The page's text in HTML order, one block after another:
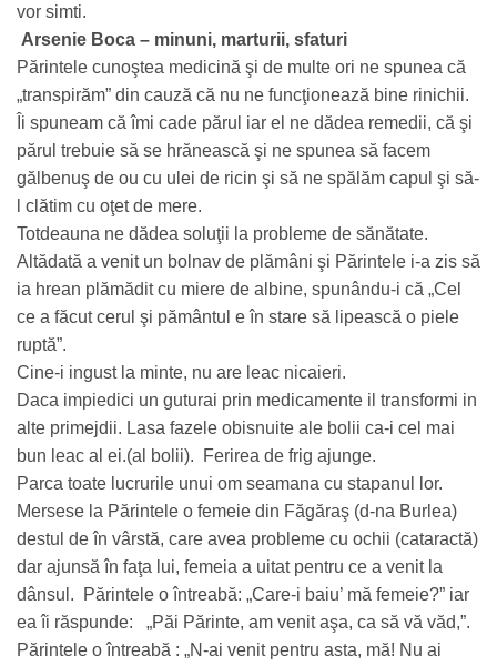
vor simti.
Arsenie Boca – minuni, marturii, sfaturi
Părintele cunoştea medicină şi de multe ori ne spunea că
„transpirăm” din cauză că nu ne funcţionează bine rinichii.
Îi spuneam că îmi cade părul iar el ne dădea remedii, că şi
părul trebuie să se hrănească şi ne spunea să facem
gălbenuş de ou cu ulei de ricin şi să ne spălăm capul şi să-
l clătim cu oţet de mere.
Totdeauna ne dădea soluţii la probleme de sănătate.
Altădată a venit un bolnav de plămâni şi Părintele i-a zis să
ia hrean plămădit cu miere de albine, spunându-i că „Cel
ce a făcut cerul şi pământul e în stare să lipească o piele
ruptă”.
Cine-i ingust la minte, nu are leac nicaieri.
Daca impiedici un guturai prin medicamente il transformi in
alte primejdii. Lasa fazele obisnuite ale bolii ca-i cel mai
bun leac al ei.(al bolii). Ferirea de frig ajunge.
Parca toate lucrurile unui om seamana cu stapanul lor.
Mersese la Părintele o femeie din Făgăraş (d-na Burlea)
destul de în vârstă, care avea probleme cu ochii (cataractă)
dar ajunsă în faţa lui, femeia a uitat pentru ce a venit la
dânsul. Părintele o întreabă: „Care-i baiu’ mă femeie?” iar
ea îi răspunde: „Păi Părinte, am venit aşa, ca să vă văd,”.
Părintele o întreabă : „N-ai venit pentru asta, mă! Nu ai